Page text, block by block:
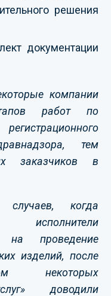
решения
документации
компании
работ по
тем
заказчиков в
случаев, когда
исполнители
на проведение
изделий, после
некоторых
доводили